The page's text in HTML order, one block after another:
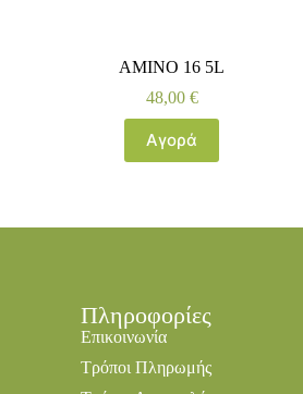
AMINO 16 5L
48,00 €
Αγορά
Πληροφορίες
Επικοινωνία
Τρόποι Πληρωμής